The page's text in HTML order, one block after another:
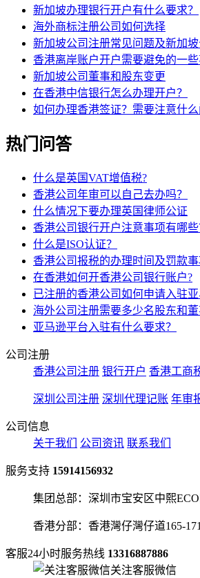
新加坡办理银行开户有什么要求？
海外商标注册公司如何选择
新加坡公司注册常见问题及新加
香港离岸账户开户需要避免的一
新加坡公司董事和股东变更
在香港中信银行怎么办理开户？
如何办理香港签证？需要注意什么
热门问答
什么是英国VAT增值税?
香港公司年审可以自己去办吗？
什么情况下要办理英国律师公证
香港公司银行开户注意事项有哪些
什么是ISO认证？
香港公司报税的办理时间及罚款
在香港如何开香港公司银行账户?
已注册的香港公司如何申请入驻
海外公司注册需要多少名股东和董
亚马逊平台入驻有什么要求？
公司注册
香港公司注册 银行开户 香港工商
深圳公司注册 深圳代理记账 年审
公司信息
关于我们
公司资讯 联系我们
服务支持 15914156932
集团总部：深圳市宝安区中熙
香港分部：香港灣仔灣仔道165-
客服24小时服务热线 13316887886
关注客服微信